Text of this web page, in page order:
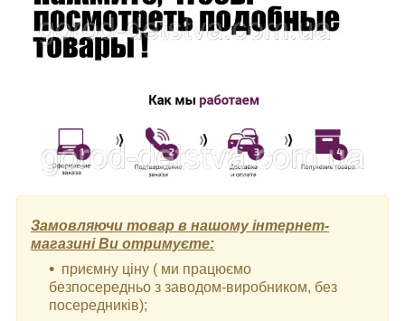
Замовляючи товар в нашому інтернет-
магазині Ви отримуєте:
приємну ціну ( ми працюємо
безпосередньо з заводом-виробником, без
посередників);